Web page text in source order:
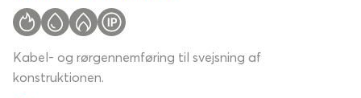
Kabel- og rørgennemføring til svejsning af
konstruktionen.